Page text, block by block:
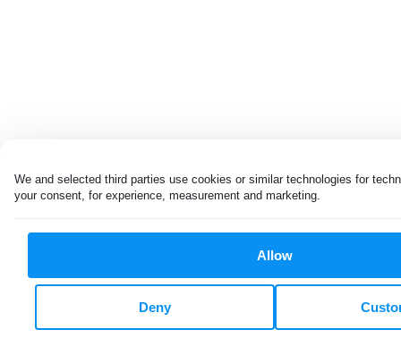
We and selected third parties use cookies or similar technologies for
your consent, for experience, measurement and marketing.
Allow
Deny